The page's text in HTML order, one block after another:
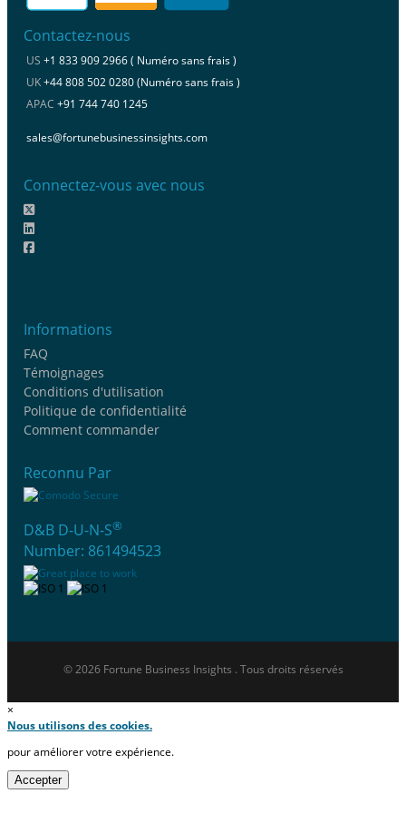
Contactez-nous
US +1 833 909 2966 ( Numéro sans frais )
UK+44 808 502 0280 (Numéro sans frais )
APAC +91 744 740 1245
sales@fortunebusinessinsights.com
Connectez-vous avec nous
Informations
FAQ
Témoignages
Conditions d'utilisation
Politique de confidentialité
Comment commander
Reconnu Par
D&B D-U-N-S®
Number: 861494523
© 2026 Fortune Business Insights . Tous droits réservés
×
Nous utilisons des cookies.
pour améliorer votre expérience.
Accepter